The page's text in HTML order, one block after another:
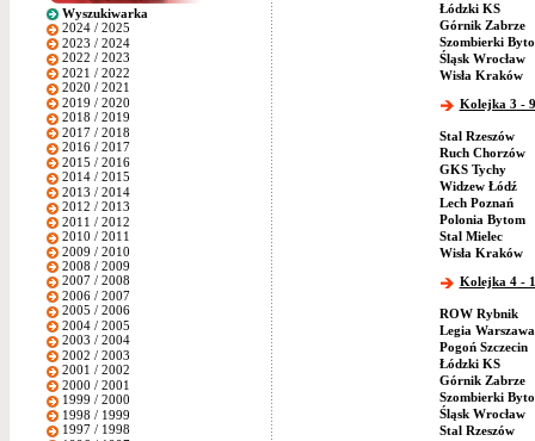
Wyszukiwarka
2024 / 2025
2023 / 2024
2022 / 2023
2021 / 2022
2020 / 2021
2019 / 2020
2018 / 2019
2017 / 2018
2016 / 2017
2015 / 2016
2014 / 2015
2013 / 2014
2012 / 2013
2011 / 2012
2010 / 2011
2009 / 2010
2008 / 2009
2007 / 2008
2006 / 2007
2005 / 2006
2004 / 2005
2003 / 2004
2002 / 2003
2001 / 2002
2000 / 2001
1999 / 2000
1998 / 1999
1997 / 1998
Łódzki KS
Górnik Zabrze
Szombierki
Śląsk Wrocław
Wisła Kraków
Kolejka 3 -
Stal Rzeszów
Ruch Chorzów
GKS Tychy
Widzew Łódź
Lech Poznań
Polonia Bytom
Stal Mielec
Wisła Kraków
Kolejka 4 -
ROW Rybnik
Legia Warszawa
Pogoń Szczecin
Łódzki KS
Górnik Zabrze
Szombierki
Śląsk Wrocław
Stal Rzeszów